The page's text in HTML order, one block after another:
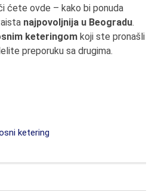
ćete ovde – kako bi ponuda
najpovoljnija u Beogradu.
keteringom koji ste pronašli
preporuku sa drugima.
ketering